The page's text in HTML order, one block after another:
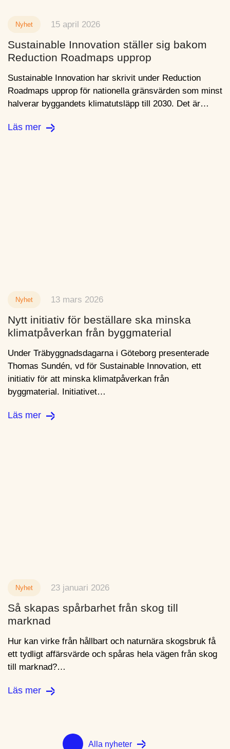
Nyhet 15 april 2026
Sustainable Innovation ställer sig bakom
Reduction Roadmaps upprop
Sustainable Innovation har skrivit under Reduction
Roadmaps upprop för nationella gränsvärden som minst
halverar byggandets klimatutsläpp till 2030. Det är…
Läs mer
Nyhet 13 mars 2026
Nytt initiativ för beställare ska minska
klimatpåverkan från byggmaterial
Under Träbyggnadsdagarna i Göteborg presenterade
Thomas Sundén, vd för Sustainable Innovation, ett
initiativ för att minska klimatpåverkan från
byggmaterial. Initiativet…
Läs mer
Nyhet 23 januari 2026
Så skapas spårbarhet från skog till
marknad
Hur kan virke från hållbart och naturnära skogsbruk få
ett tydligt affärsvärde och spåras hela vägen från skog
till marknad?…
Läs mer
Alla nyheter